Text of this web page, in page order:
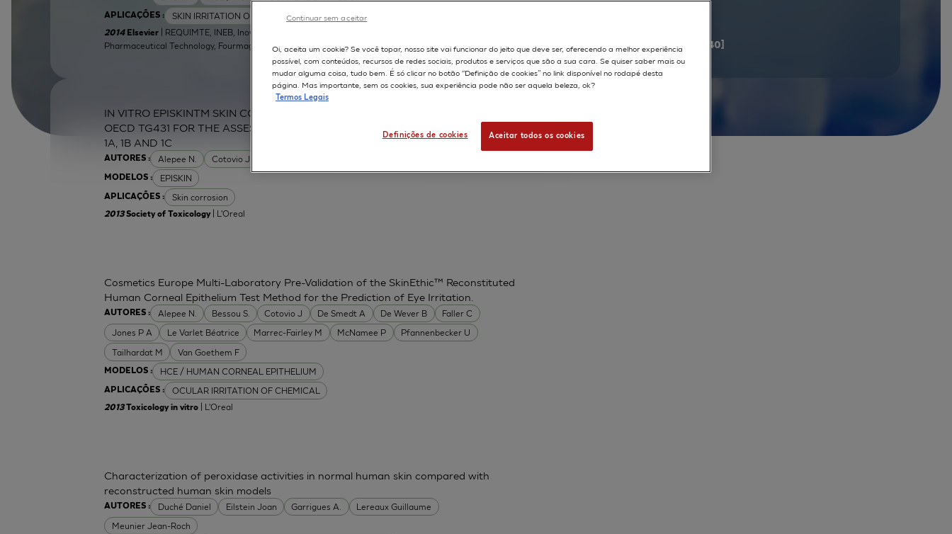
APLICAÇÕES : SKIN IRRITATION OF CHEMICALS SKIN IRRITATION OF COSMETICS
2014 Elsevier
| REQUIMTE, INEB, Inovapotek, IINFACTS, Department of Drug Sciences, Laboratory of
Pharmaceutical Technology, Fourmag Lda
AUTORES : Alepee N. Cotovio J
MODELOS : EPISKIN
APLICAÇÕES : Skin corrosion
IN VITRO EPISKINTM SKIN CORROSION AS A REFERENCE TEST METHOD IN
OECD TG431 FOR THE ASSESSMENT OF SKIN CORROSION IN SUB-CATEGORIES
1A, 1B AND 1C
2013Society of Toxicology| L'Oreal
AUTORES : Alepee N. Bessou S. Cotovio J De Smedt A De Wever B
Faller C
Jones P A
Le Varlet Béatrice Marrec-Fairley M McNamee P
Pfannenbecker U
Tailhardat M
Van Goethem F
MODELOS : HCE / HUMAN CORNEAL EPITHELIUM
APLICAÇÕES : OCULAR IRRITATION OF CHEMICAL
Cosmetics Europe Multi-Laboratory Pre-Validation of the SkinEthic™ Reconstituted
Human Corneal Epithelium Test Method for the Prediction of Eye Irritation.
2013Toxicology in vitro | L'Oreal
AUTORES : Duché Daniel Eilstein Joan Garrigues A.
Lereaux Guillaume
Meunier Jean-Roch
Characterization of peroxidase activities in normal human skin compared with
reconstructed human skin models
598documents [21 - 40]
Oi, aceita um cookie? Se você topar, nosso site vai funcionar do jeito que deve ser, oferecendo a melhor experiência
possível, com conteúdos, recursos de redes sociais, produtos e serviços que são a sua cara. Se quiser saber mais ou
mudar alguma coisa, tudo bem. É só clicar no botão “Definição de cookies” no link disponível no rodapé desta
página. Mas importante, sem os cookies, sua experiência pode não ser aquela beleza, ok?
Termos Legais
Definições de cookies Aceitar todos os cookies
Continuar sem aceitar